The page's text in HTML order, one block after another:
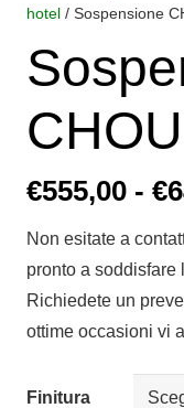
hotel / Sospensione
€555,00 - €
Non esitate a
pronto a soddisfare
Richiedete un
ottime occasioni vi
Finitura